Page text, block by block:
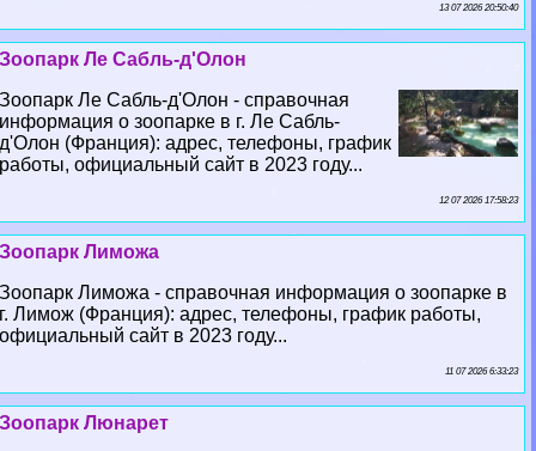
13 07 2026 20:50:40
Зоопарк Ле Сабль-д'Олон
Зоопарк Ле Сабль-д'Олон - справочная
информация о зоопарке в г. Ле Сабль-
д'Олон (Франция): адрес, телефоны, график
работы, официальный сайт в 2023 году...
12 07 2026 17:58:23
Зоопарк Лиможа
Зоопарк Лиможа - справочная информация о зоопарке в
г. Лимож (Франция): адрес, телефоны, график работы,
официальный сайт в 2023 году...
11 07 2026 6:33:23
Зоопарк Люнарет